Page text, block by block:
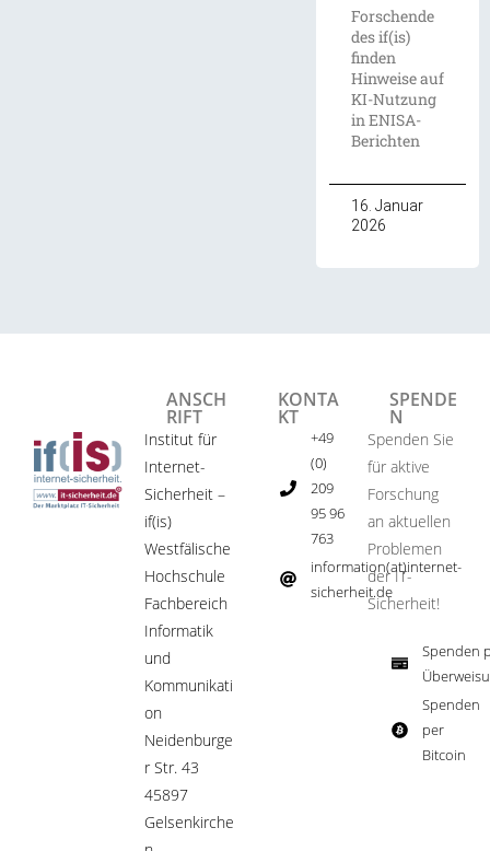
Forschende
des if(is)
finden
Hinweise auf
KI-Nutzung
in ENISA-
Berichten
16. Januar
2026
ANSCH
RIFT
Institut für
Internet-
Sicherheit –
if(is)
Westfälische
Hochschule
Fachbereich
Informatik
und
Kommunikati
on
Neidenburge
r Str. 43
45897
Gelsenkirche
KONTA
KT
+49
(0)
209
95 96
763
information(at)internet-
sicherheit.de ​
SPENDE
N
Spenden Sie
für aktive
Forschung
an aktuellen
Problemen
der IT-
Sicherheit!​
Spenden
Spenden
per
Bitcoin​